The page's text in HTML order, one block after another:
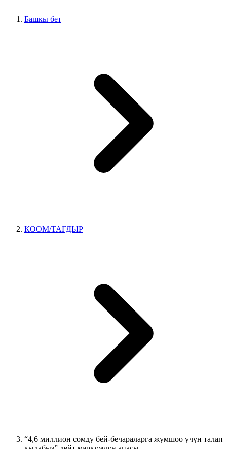
Башкы бет
КООМ/ТАГДЫР
“4,6 миллион сомду бей-бечараларга жумшоо үчүн талап